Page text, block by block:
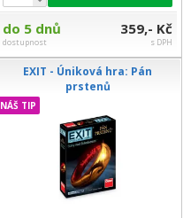
do 5 dnů
dostupnost
359,- Kč
s DPH
EXIT - Úniková hra: Pán
prstenů
NÁŠ TIP